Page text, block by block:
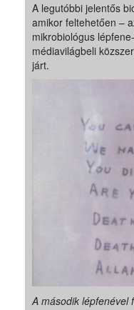
A legutóbbi jelentős
amikor feltehetően –
mikrobiológus
médiavilágbeli
járt.
A második lépfenével